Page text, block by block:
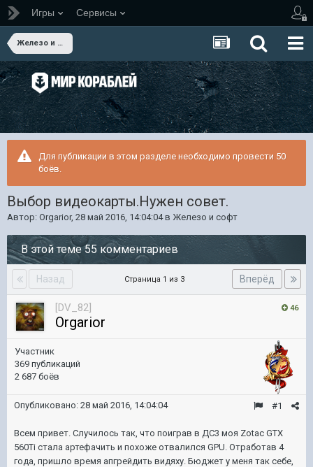
Игры Сервисы
Железо и софт
Для публикации в этом разделе необходимо провести 50
боёв.
Выбор видеокарты.Нужен совет.
Автор: Orgarior, 28 май 2016, 14:04:04в Железо и софт
В этой теме 55 комментариев
Назад Вперёд
Страница 1 из 3
46
[DV_82]
Orgarior
Участник
369 публикаций
2 687 боёв
#1
Опубликовано: 28 май 2016, 14:04:04
Всем привет. Случилось так, что поиграв в ДС3 моя Zotac GTX
560Ti стала артефачить и похоже отвалился GPU. Отработав 4
года, пришло время апгрейдить видяху. Бюджет у меня так себе,